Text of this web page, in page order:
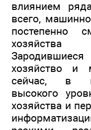
влиянием
всего,
постепенно
хозяйства
хозяйство и
сейчас, в
высокого
хозяйства и